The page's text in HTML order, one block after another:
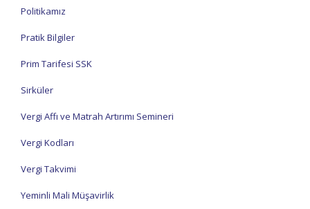
Politikamız
Pratik Bilgiler
Prim Tarifesi SSK
Sirküler
Vergi Affı ve Matrah Artırımı Semineri
Vergi Kodları
Vergi Takvimi
Yeminli Mali Müşavirlik